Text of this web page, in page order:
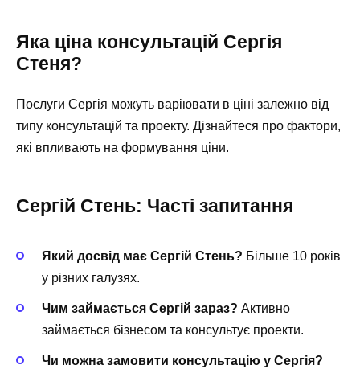
Яка ціна консультацій Сергія
Стеня?
Послуги Сергія можуть варіювати в ціні залежно від
типу консультацій та проекту. Дізнайтеся про фактори,
які впливають на формування ціни.
Сергій Стень: Часті запитання
Який досвід має Сергій Стень? Більше 10 років
у різних галузях.
Чим займається Сергій зараз? Активно
займається бізнесом та консультує проекти.
Чи можна замовити консультацію у Сергія?